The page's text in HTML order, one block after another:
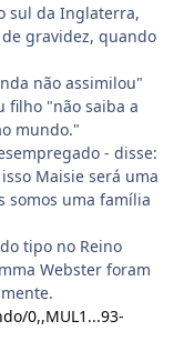
sul da Inglaterra,
gravidez, quando
não assimilou"
filho "não saiba a
mundo."
- disse:
Maisie será uma
somos uma família
tipo no Reino
Webster foram
0,,MUL1...93-